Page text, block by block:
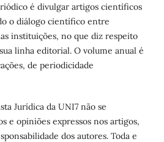
é divulgar artigos científicos
o diálogo científico entre
instituições, no que diz respeito
linha editorial. O volume anual é
de periodicidade
Jurídica da UNI7 não se
e opiniões expressos nos artigos,
dos autores. Toda e